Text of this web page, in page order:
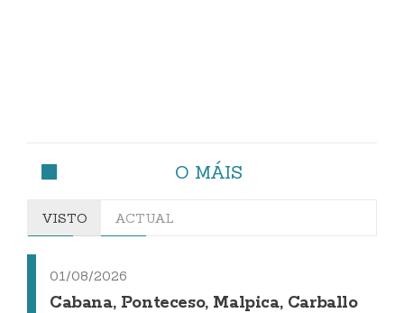
O MÁIS
VISTO ACTUAL
01/08/2026
Cabana, Ponteceso, Malpica, Carballo